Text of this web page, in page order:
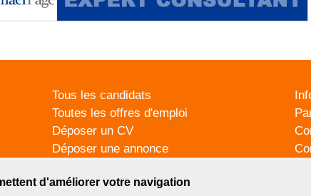
d'améliorer votre navigation
Tous les candidats
Toutes les offres d'emploi
Déposer un CV
Déposer une annonce